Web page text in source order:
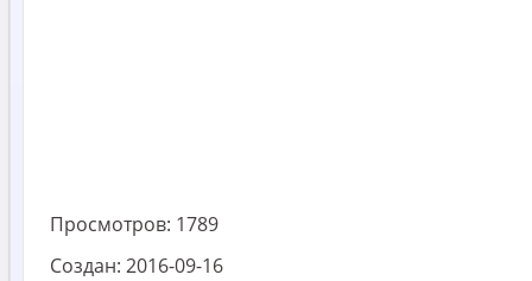
Просмотров: 1789
Создан: 2016-09-16